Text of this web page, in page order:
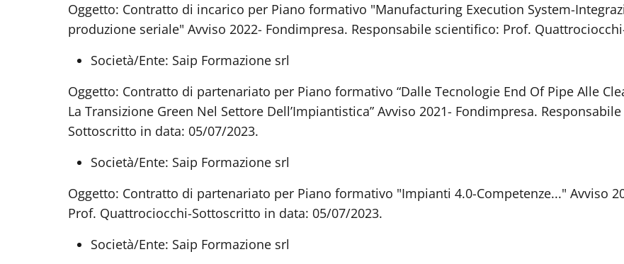
Oggetto: Contratto di incarico per Piano formativo "Manufacturing Execution System-
produzione seriale" Avviso 2022- Fondimpresa. Responsabile scientifico: Prof.
Società/Ente: Saip Formazione srl
Oggetto: Contratto di partenariato per Piano formativo “Dalle Tecnologie End Of Pipe Alle
La Transizione Green Nel Settore Dell’Impiantistica” Avviso 2021- Fondimpresa.
Sottoscritto in data: 05/07/2023.
Società/Ente: Saip Formazione srl
Oggetto: Contratto di partenariato per Piano formativo "Impianti 4.0-Competenze..." Avviso
Prof. Quattrociocchi-Sottoscritto in data: 05/07/2023.
Società/Ente: Saip Formazione srl